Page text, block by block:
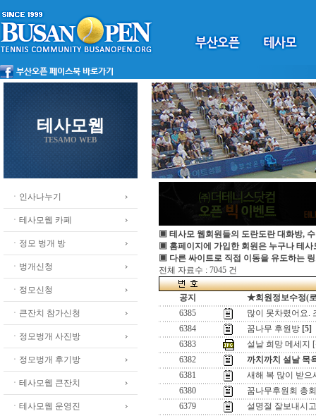
테사모웹
TESAMO WEB
ㆍ인사나누기
ㆍ테사모웹 카페
ㆍ정모 벙개 방
ㆍ벙개신청
ㆍ정모신청
ㆍ큰잔치 참가신청
ㆍ정모벙개 사진방
ㆍ정모벙개 후기방
ㆍ테사모웹 큰잔치
ㆍ테사모웹 운영진
▣ 테사모 웹회원들의 도란도란 대화방,
▣ 홈페이지에 가입한 회원은 누구나 테사
▣ 다른 싸이트로 직접 이동을 유도하는
전체 자료수 : 7045 건
공지
★회원정보수정(
6385
많이 못차렸어요.
6384
꿈나무 후원방 [5]
6383
설날 희망 메세지
6382
까치까치 설날 목
6381
새해 복 많이 받으
6380
꿈나무후원회 총
6379
설명절 잘보내시